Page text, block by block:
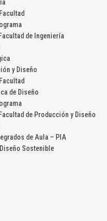
de Ingeniería
y Diseño
de Diseño
de Producción y Diseño
de Aula – PIA
Sostenible